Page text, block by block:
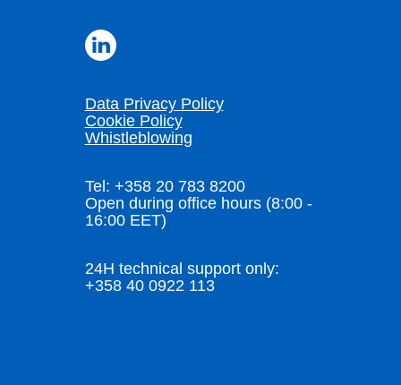
Data Privacy Policy
Cookie Policy
Whistleblowing
Tel: +358 20 783 8200
Open during office hours (8:00 -
16:00 EET)
24H technical support only:
+358 40 0922 113